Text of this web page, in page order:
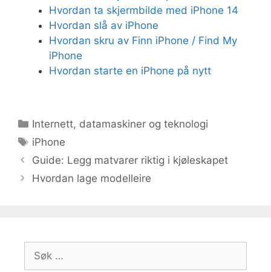
Hvordan ta skjermbilde med iPhone 14
Hvordan slå av iPhone
Hvordan skru av Finn iPhone / Find My
iPhone
Hvordan starte en iPhone på nytt
Kategorier
Internett, datamaskiner og teknologi
Stikkord
iPhone
Guide: Legg matvarer riktig i kjøleskapet
Hvordan lage modelleire
etter: